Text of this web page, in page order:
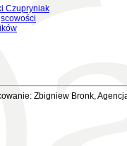
Czupryniak
Zbigniew Bronk,